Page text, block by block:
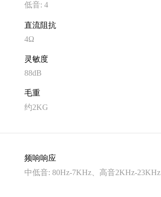
低音: 4
直流阻抗
4Ω
灵敏度
88dB
毛重
约2KG
频响响应
中低音: 80Hz-7KHz、高音2KHz-23KHz